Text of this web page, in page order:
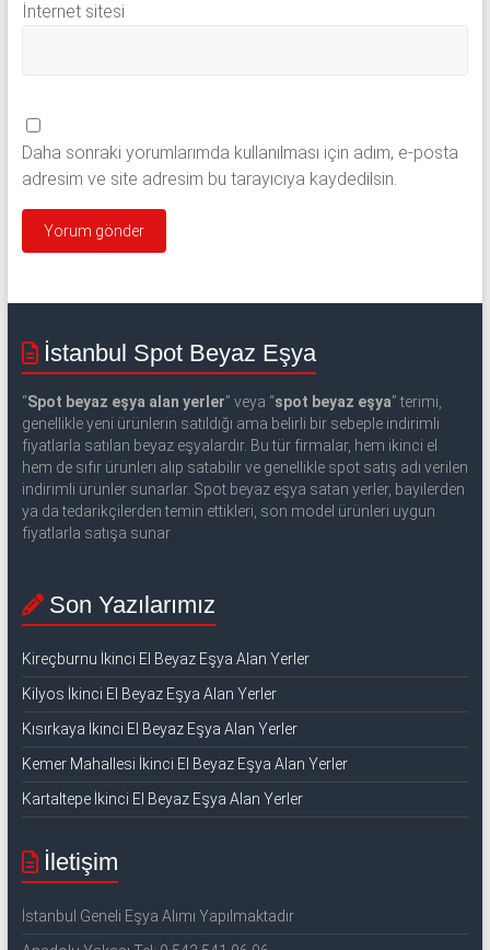
İnternet sitesi
Daha sonraki yorumlarımda kullanılması için adım, e-posta
adresim ve site adresim bu tarayıcıya kaydedilsin.
İstanbul Spot Beyaz Eşya
“Spot beyaz eşya alan yerler” veya “spot beyaz eşya” terimi,
genellikle yeni ürünlerin satıldığı ama belirli bir sebeple indirimli
fiyatlarla satılan beyaz eşyalardır. Bu tür firmalar, hem ikinci el
hem de sıfır ürünleri alıp satabilir ve genellikle spot satış adı verilen
indirimli ürünler sunarlar. Spot beyaz eşya satan yerler, bayilerden
ya da tedarikçilerden temin ettikleri, son model ürünleri uygun
fiyatlarla satışa sunar
Son Yazılarımız
Kireçburnu İkinci El Beyaz Eşya Alan Yerler
Kilyos İkinci El Beyaz Eşya Alan Yerler
Kısırkaya İkinci El Beyaz Eşya Alan Yerler
Kemer Mahallesi İkinci El Beyaz Eşya Alan Yerler
Kartaltepe İkinci El Beyaz Eşya Alan Yerler
İletişim
İstanbul Geneli Eşya Alımı Yapılmaktadır